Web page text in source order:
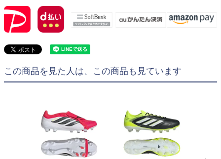
この商品を見た人は、この商品も見ています